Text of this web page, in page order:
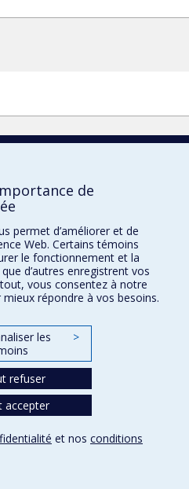
de
permet d’améliorer et de
Web. Certains témoins
le fonctionnement et la
d’autres enregistrent vos
vous consentez à notre
répondre à vos besoins.
les
>
refuser
accepter
et nos conditions